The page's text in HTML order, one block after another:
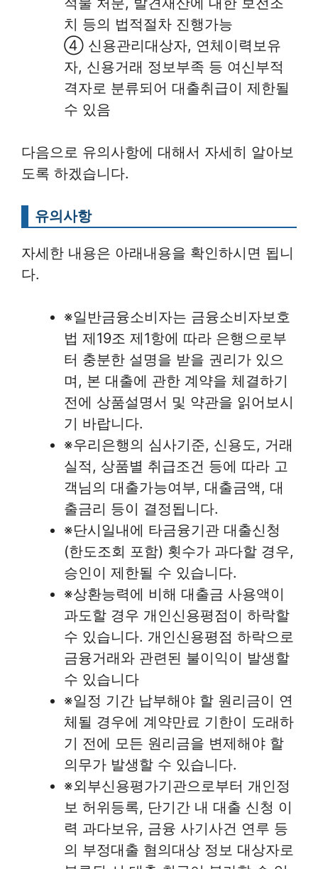
치 등의 법적절차 진행가능
④ 신용관리대상자, 연체이력보유
자, 신용거래 정보부족 등 여신부적
격자로 분류되어 대출취급이 제한될
수 있음
다음으로 유의사항에 대해서 자세히 알아보
도록 하겠습니다.
유의사항
자세한 내용은 아래내용을 확인하시면 됩니
다.
※일반금융소비자는 금융소비자보호
법 제19조 제1항에 따라 은행으로부
터 충분한 설명을 받을 권리가 있으
며, 본 대출에 관한 계약을 체결하기
전에 상품설명서 및 약관을 읽어보시
기 바랍니다.
※우리은행의 심사기준, 신용도, 거래
실적, 상품별 취급조건 등에 따라 고
객님의 대출가능여부, 대출금액, 대
출금리 등이 결정됩니다.
※단시일내에 타금융기관 대출신청
(한도조회 포함) 횟수가 과다할 경우,
승인이 제한될 수 있습니다.
※상환능력에 비해 대출금 사용액이
과도할 경우 개인신용평점이 하락할
수 있습니다. 개인신용평점 하락으로
금융거래와 관련된 불이익이 발생할
수 있습니다
※일정 기간 납부해야 할 원리금이 연
체될 경우에 계약만료 기한이 도래하
기 전에 모든 원리금을 변제해야 할
의무가 발생할 수 있습니다.
※외부신용평가기관으로부터 개인정
보 허위등록, 단기간 내 대출 신청 이
력 과다보유, 금융 사기사건 연루 등
의 부정대출 혐의대상 정보 대상자로